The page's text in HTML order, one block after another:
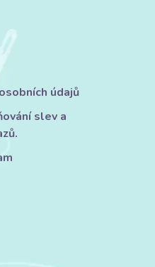
údajů
slev a